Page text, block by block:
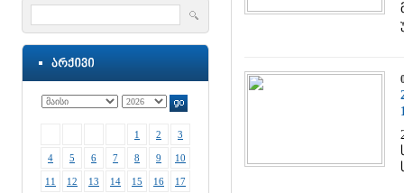
1 2 3
4 5 6 7 8 9 10
11 12 13 14 15 16 17